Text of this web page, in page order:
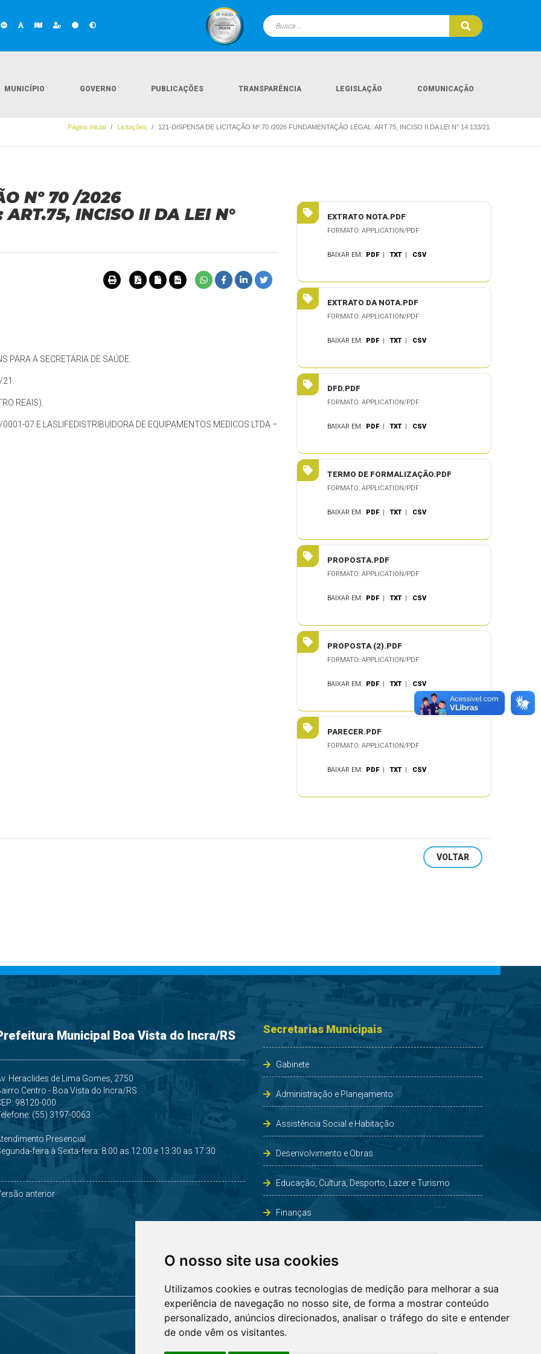
O nosso site usa cookies
Utilizamos cookies e outras tecnologias de medição para melhorar a sua
experiência de navegação no nosso site, de forma a mostrar conteúdo
personalizado, anúncios direcionados, analisar o tráfego do site e entender
de onde vêm os visitantes.
MUNICÍPIO GOVERNO PUBLICAÇÕES TRANSPARÊNCIA LEGISLAÇÃO COMUNICAÇÃO
Página Inicial Licitações 121-DISPENSA DE LICITAÇÃO Nº 70 /2026 FUNDAMENTAÇÃO LEGAL: ART.75, INCISO II DA LEI N° 14.133/21.
Nº 70 /2026
INCISO II DA LEI N°
PARA A SECRETARIA DE SAÚDE.
REAIS).
07 E LASLIFEDISTRIBUIDORA DE EQUIPAMENTOS MEDICOS LTDA –
EXTRATO NOTA.PDF
FORMATO: APPLICATION/PDF
BAIXAR EM: PDF |TXT | CSV
EXTRATO DA NOTA.PDF
FORMATO: APPLICATION/PDF
BAIXAR EM: PDF |TXT | CSV
DFD.PDF
FORMATO: APPLICATION/PDF
BAIXAR EM: PDF |TXT | CSV
TERMO DE FORMALIZAÇÃO.PDF
FORMATO: APPLICATION/PDF
BAIXAR EM: PDF |TXT | CSV
PROPOSTA.PDF
FORMATO: APPLICATION/PDF
BAIXAR EM: PDF |TXT | CSV
PROPOSTA (2).PDF
FORMATO: APPLICATION/PDF
BAIXAR EM: PDF |TXT | CSV
PARECER.PDF
FORMATO: APPLICATION/PDF
BAIXAR EM: PDF |TXT | CSV
VOLTAR
Municipal Boa Vista do Incra/RS
Heraclides de Lima Gomes, 2750
Centro - Boa Vista do Incra/RS
98120-000
(55) 3197-0063
Presencial
feira à Sexta-feira: 8:00 as 12:00 e 13:30 as 17:30
anterior
Secretarias Municipais
Gabinete
Administração e Planejamento
Assistência Social e Habitação
Desenvolvimento e Obras
Educação, Cultura, Desporto, Lazer e Turismo
Finanças